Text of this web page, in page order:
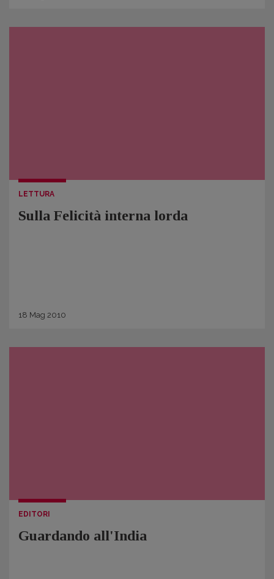
LETTURA
Sulla Felicità interna lorda
18 Mag 2010
EDITORI
Guardando all'India